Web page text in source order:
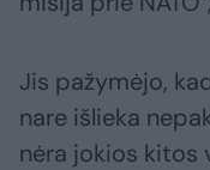
Jis pažymėjo,
nare išlieka
nėra jokios kitos